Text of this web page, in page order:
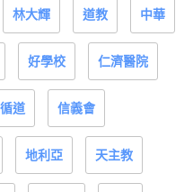
林大輝 道教 中華
好學校 仁濟醫院
循道 信義會
地利亞 天主教